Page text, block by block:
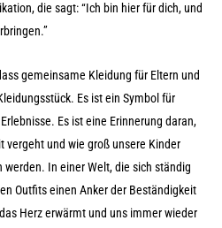
die sagt: “Ich bin hier für dich, und
gemeinsame Kleidung für Eltern und
Es ist ein Symbol für
Es ist eine Erinnerung daran,
vergeht und wie groß unsere Kinder
In einer Welt, die sich ständig
Outfits einen Anker der Beständigkeit
Herz erwärmt und uns immer wieder